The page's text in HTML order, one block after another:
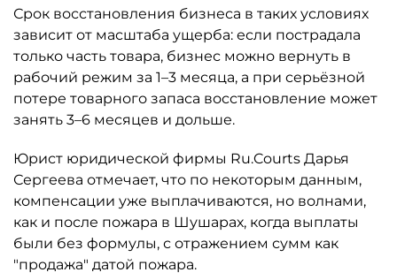
Срок восстановления бизнеса в таких условиях
зависит от масштаба ущерба: если пострадала
только часть товара, бизнес можно вернуть в
рабочий режим за 1–3 месяца, а при серьёзной
потере товарного запаса восстановление может
занять 3–6 месяцев и дольше.
Юрист юридической фирмы Ru.Courts Дарья
Сергеева отмечает, что по некоторым данным,
компенсации уже выплачиваются, но волнами,
как и после пожара в Шушарах, когда выплаты
были без формулы, с отражением сумм как
"продажа" датой пожара.